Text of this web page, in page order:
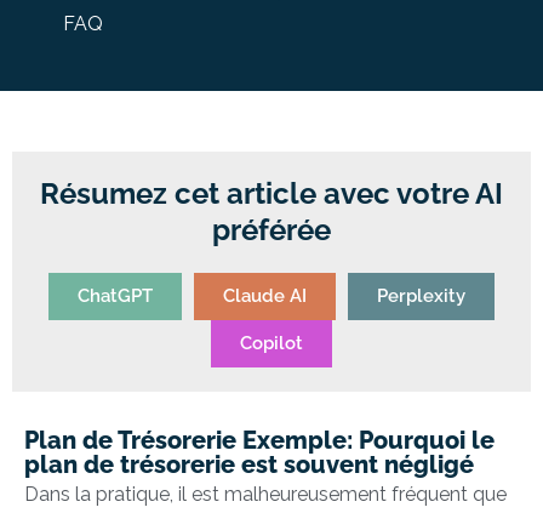
FAQ
Résumez cet article avec votre AI
préférée
ChatGPT Claude AI Perplexity
Copilot
Plan de Trésorerie Exemple: Pourquoi le
plan de trésorerie est souvent négligé
Dans la pratique, il est malheureusement fréquent que